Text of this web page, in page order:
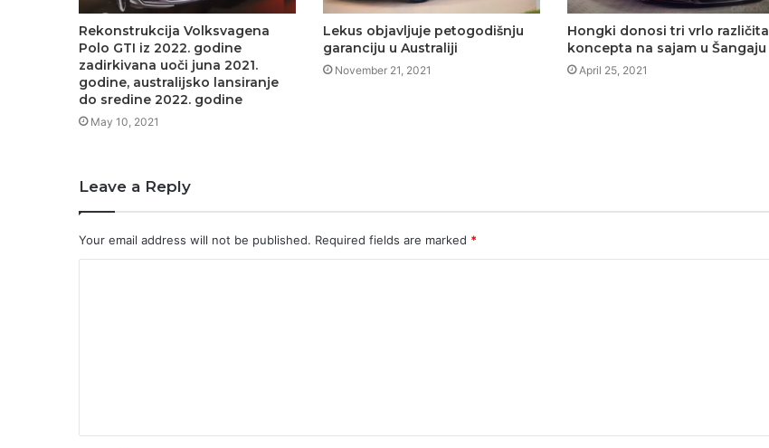
Rekonstrukcija Volksvagena
Polo GTI iz 2022. godine
zadirkivana uoči juna 2021.
godine, australijsko lansiranje
do sredine 2022. godine
May 10, 2021
Lekus objavljuje petogodišnju
garanciju u Australiji
November 21, 2021
Hongki donosi tri vrlo različita
koncepta na sajam u Šangaju
April 25, 2021
Leave a Reply
Your email address will not be published. Required fields are marked *
t